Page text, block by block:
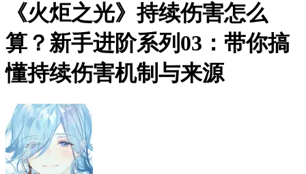
《火炬之光》持续伤害怎么
算？新手进阶系列03：带你搞
懂持续伤害机制与来源